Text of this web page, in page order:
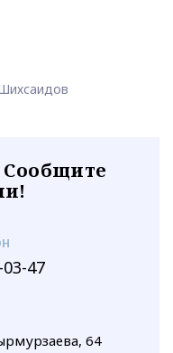
Сообщите
47
64